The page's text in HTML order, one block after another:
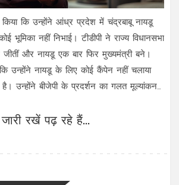
कि उन्होंने आंध्र प्रदेश में चंद्रबाबू नायडू
भूमिका नहीं निभाई। टीडीपी ने राज्य विधानसभा
और नायडू एक बार फिर मुख्यमंत्री बने।
उन्होंने नायडू के लिए कोई कैंपेन नहीं चलाया
उन्होंने बीजेपी के प्रदर्शन का गलत मूल्यांकन
जारी रखें पढ़ रहे हैं...